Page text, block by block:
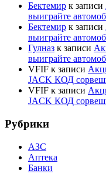
Бектемир к записи
выиграйте
Бектемир к записи
выиграйте
Гулназ к записи
выиграйте
VFIF к записи
JACK КОД
VFIF к записи
JACK КОД
Рубрики
АЗС
Аптека
Банки